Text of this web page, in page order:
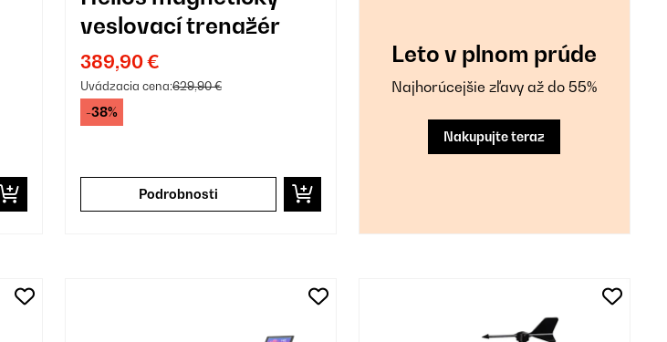
veslovací trenažér
389,90 €
Uvádzacia cena:629,90 €
-38%
Podrobnosti
Leto v plnom prúde
Najhorúcejšie zľavy až do 55%
Nakupujte teraz